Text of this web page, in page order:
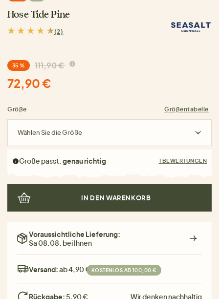
Hose Tide Pine
(2)
35 % 111,90 €
72,90 €
Größe Größentabelle
Wählen Sie die Größe
Größe passt:genau richtig 1 BEWERTUNGEN
IN DEN WARENKORB
Voraussichtliche Lieferung:
Sa 08.08. bei Ihnen
Versand:ab 4,90 € KOSTENLOS AB 100,00 €
Rückgabe: 5,90 € Wir denken nachhaltig